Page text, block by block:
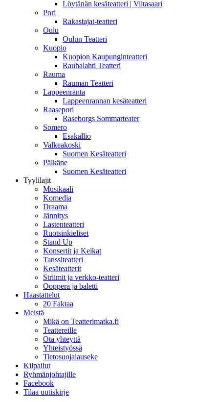
Löytänän kesäteatteri | Viitasaari
Pori
Rakastajat-teatteri
Oulu
Oulun Teatteri
Kuopio
Kuopion Kaupunginteatteri
Rauhalahti Teatteri
Rauma
Rauman Teatteri
Lappeenranta
Lappeenrannan kesäteatteri
Raasepori
Raseborgs Sommarteater
Somero
Esakallio
Valkeakoski
Suomen Kesäteatteri
Pälkäne
Suomen Kesäteatteri
Tyylilajit
Musikaali
Komedia
Draama
Jännitys
Lastenteatteri
Ruotsinkieliset
Stand Up
Konsertit ja Keikat
Tanssiteatteri
Kesäteatterit
Striimit ja verkko-teatteri
Ooppera ja baletti
Haastattelut
20 Faktaa
Meistä
Mikä on Teatterimatka.fi
Teattereille
Ota yhteyttä
Yhteistyössä
Tietosuojalauseke
Kilpailut
Ryhmänjohtajille
Facebook
Tilaa uutiskirje